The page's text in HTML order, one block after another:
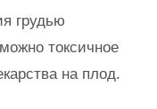
грудью
токсичное
на плод.